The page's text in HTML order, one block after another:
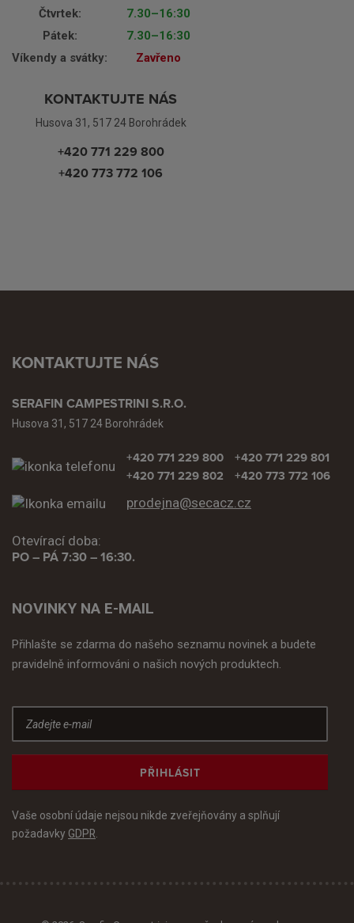
Čtvrtek:
7.30–16:30
Pátek:
7.30–16:30
Víkendy a svátky:
Zavřeno
KONTAKTUJTE NÁS
Husova 31, 517 24 Borohrádek
+420 771 229 800
+420 773 772 106
KONTAKTUJTE NÁS
SERAFIN CAMPESTRINI S.R.O.
Husova 31, 517 24 Borohrádek
+420 771 229 800
+420 771 229 802
+420 771 229 801
+420 773 772 106
prodejna@secacz.cz
Otevírací doba:
PO – PÁ 7:30 – 16:30.
NOVINKY NA E-MAIL
Přihlašte se zdarma do našeho seznamu novinek a budete
pravidelně informováni o našich nových produktech.
PŘIHLÁSIT
Vaše osobní údaje nejsou nikde zveřejňovány a splňují
požadavky GDPR